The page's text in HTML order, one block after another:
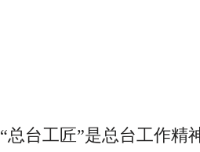
“总台工匠”是总台工作精